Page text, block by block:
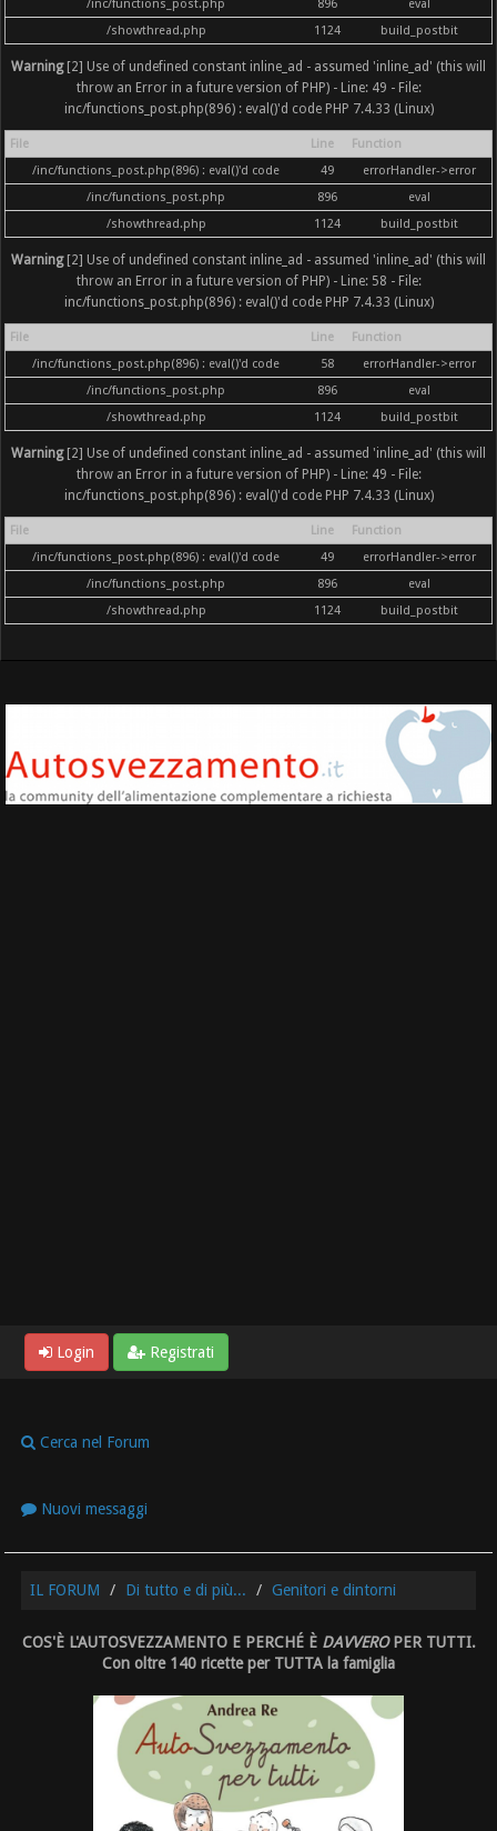
/inc/functions_post.php
896
eval
/showthread.php
1124 build_postbit
Warning[2] Use of undefined constant inline_ad - assumed 'inline_ad' (this will
throw an Error in a future version of PHP) - Line: 49 - File:
inc/functions_post.php(896) : eval()'d code PHP 7.4.33 (Linux)
File Line
Function
/inc/functions_post.php(896) : eval()'d code
49
errorHandler->error
/inc/functions_post.php
896
eval
/showthread.php
1124 build_postbit
Warning[2] Use of undefined constant inline_ad - assumed 'inline_ad' (this will
throw an Error in a future version of PHP) - Line: 58 - File:
inc/functions_post.php(896) : eval()'d code PHP 7.4.33 (Linux)
File Line
Function
/inc/functions_post.php(896) : eval()'d code
58
errorHandler->error
/inc/functions_post.php
896
eval
/showthread.php
1124 build_postbit
Warning[2] Use of undefined constant inline_ad - assumed 'inline_ad' (this will
throw an Error in a future version of PHP) - Line: 49 - File:
inc/functions_post.php(896) : eval()'d code PHP 7.4.33 (Linux)
File Line
Function
/inc/functions_post.php(896) : eval()'d code
49
errorHandler->error
/inc/functions_post.php
896
eval
/showthread.php
1124 build_postbit
Login Registrati
Cerca nel Forum
Nuovi messaggi
IL FORUM Di tutto e di più... Genitori e dintorni
COS'È L'AUTOSVEZZAMENTO E PERCHÉ È DAVVEROPER TUTTI.
Con oltre 140 ricette per TUTTA la famiglia